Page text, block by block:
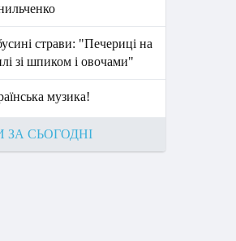
страви: "Печериці на
зі шпиком і овочами"
музика!
СЬОГОДНІ